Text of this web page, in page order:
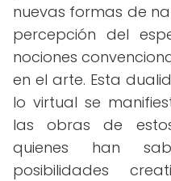
nuevas formas de
percepción del
nociones
en el arte. Esta
lo virtual se
las obras de
quienes han
posibilidades